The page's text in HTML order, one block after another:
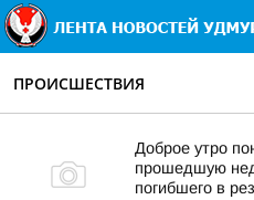
ПРОИСШЕСТВИЯ
Доброе утро
прошедшую
погибшего в